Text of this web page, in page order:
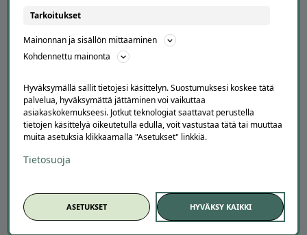
APUA JA NEUVOJA
Peruuta tilaus
Kuinka Offerilla toimii
Suosittele Offerillaa
TUTUSTU MEIHIN
Tarkoitukset
Mainonnan ja sisällön mittaaminen
Kohdennettu mainonta
Hyväksymällä sallit tietojesi käsittelyn. Suostumuksesi koskee tätä
palvelua, hyväksymättä jättäminen voi vaikuttaa
asiakaskokemukseesi. Jotkut teknologiat saattavat perustella
tietojen käsittelyä oikeutetulla edulla, voit vastustaa tätä tai muuttaa
muita asetuksia klikkaamalla "Asetukset" linkkiä.
Tietosuoja
ASETUKSET HYVÄKSY KAIKKI